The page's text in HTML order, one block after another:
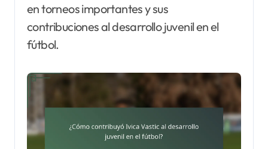
en torneos importantes y sus
contribuciones al desarrollo juvenil en el
fútbol.